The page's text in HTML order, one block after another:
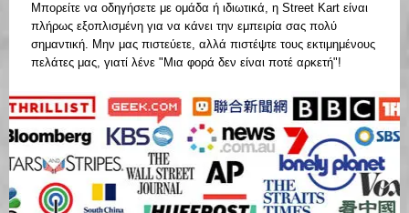
Μπορείτε να οδηγήσετε με ομάδα ή ιδιωτικά, η Street Kart είναι
πλήρως εξοπλισμένη για να κάνει την εμπειρία σας πολύ
σημαντική. Μην μας πιστεύετε, αλλά πιστέψτε τους εκτιμημένους
πελάτες μας, γιατί λένε "Μια φορά δεν είναι ποτέ αρκετή"!